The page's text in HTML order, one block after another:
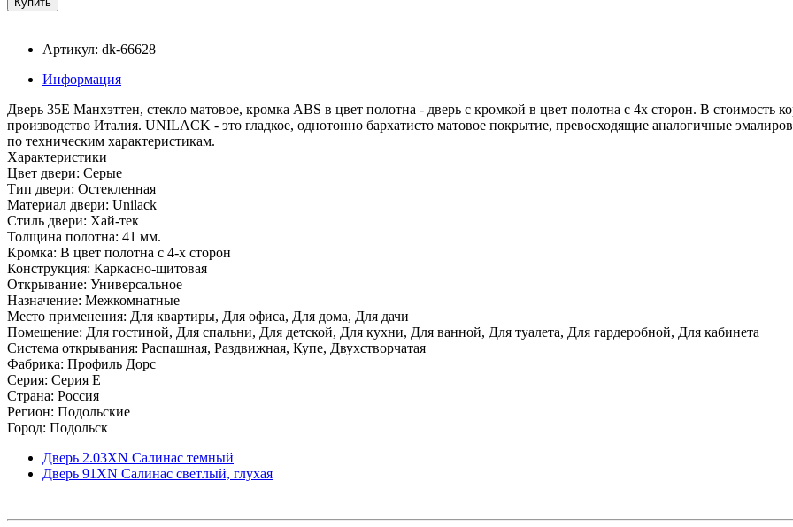
Артикул: dk-66628
Информация
Дверь 35Е Манхэттен, стекло матовое, кромка ABS в цвет полотна - дверь с кромкой в цвет полотна с 4х сторон. В
производство Италия. UNILACK - это гладкое, однотонно бархатисто матовое покрытие, превосходящие аналогичные
по техническим характеристикам.
Характеристики
Цвет двери: Серые
Тип двери: Остекленная
Материал двери: Unilack
Стиль двери: Хай-тек
Толщина полотна: 41 мм.
Кромка: В цвет полотна с 4-х сторон
Конструкция: Каркасно-щитовая
Открывание: Универсальное
Назначение: Межкомнатные
Место применения: Для квартиры, Для офиса, Для дома, Для дачи
Помещение: Для гостиной, Для спальни, Для детской, Для кухни, Для ванной, Для туалета, Для гардеробной, Для кабинета
Система открывания: Распашная, Раздвижная, Купе, Двухстворчатая
Фабрика: Профиль Дорс
Серия: Серия E
Страна: Россия
Регион: Подольские
Город: Подольск
Дверь 2.03ХN Салинас темный
Дверь 91ХN Салинас светлый, глухая